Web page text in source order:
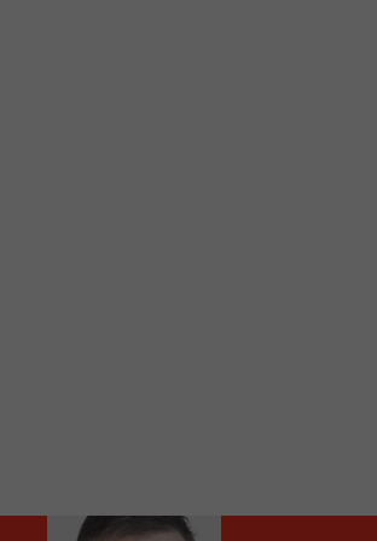
Audio